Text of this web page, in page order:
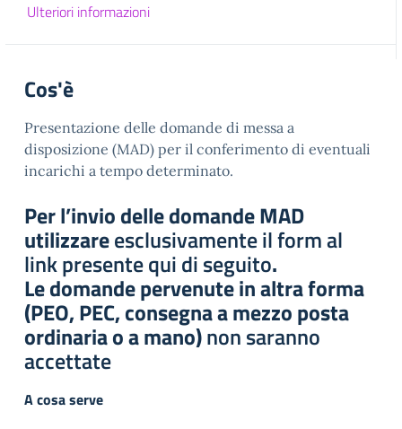
Ulteriori informazioni
Cos'è
Presentazione delle domande di messa a
disposizione (MAD) per il conferimento di eventuali
incarichi a tempo determinato.
Per l’invio delle domande MAD
utilizzareesclusivamente il form al
link presente qui di seguito.
Le domande pervenute in altra forma
(PEO, PEC, consegna a mezzo posta
ordinaria o a mano)non saranno
accettate
A cosa serve